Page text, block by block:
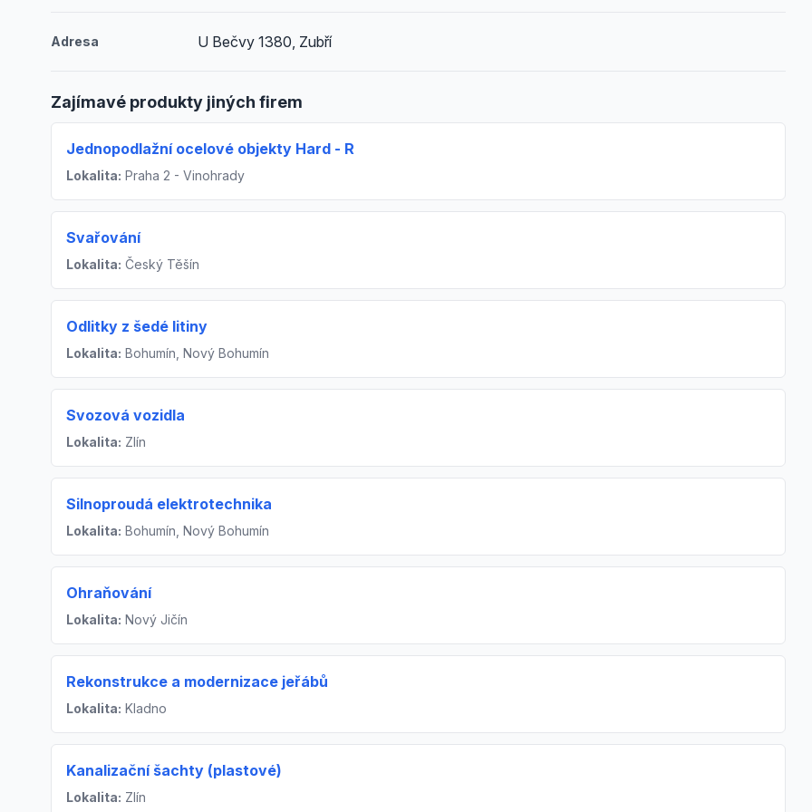
Adresa U Bečvy 1380, Zubří
Zajímavé produkty jiných firem
Jednopodlažní ocelové objekty Hard - R
Lokalita: Praha 2 - Vinohrady
Svařování
Lokalita: Český Těšín
Odlitky z šedé litiny
Lokalita: Bohumín, Nový Bohumín
Svozová vozidla
Lokalita: Zlín
Silnoproudá elektrotechnika
Lokalita: Bohumín, Nový Bohumín
Ohraňování
Lokalita: Nový Jičín
Rekonstrukce a modernizace jeřábů
Lokalita: Kladno
Kanalizační šachty (plastové)
Lokalita: Zlín